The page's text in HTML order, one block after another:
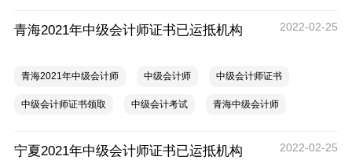
青海2021年中级会计师证书已运抵机构 2022-02-25
青海2021年中级会计师 中级会计师 中级会计师证书
中级会计师证书领取 中级会计考试 青海中级会计师
宁夏2021年中级会计师证书已运抵机构 2022-02-25